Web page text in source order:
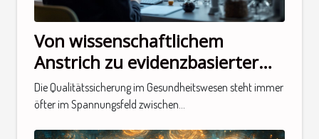
Von wissenschaftlichem
Anstrich zu evidenzbasierter
Legitimität: Überdenken der
Qualitätsgrundlagen von
QVCT-Verfahren
Die Qualitätssicherung im Gesundheitswesen steht immer
öfter im Spannungsfeld zwischen...